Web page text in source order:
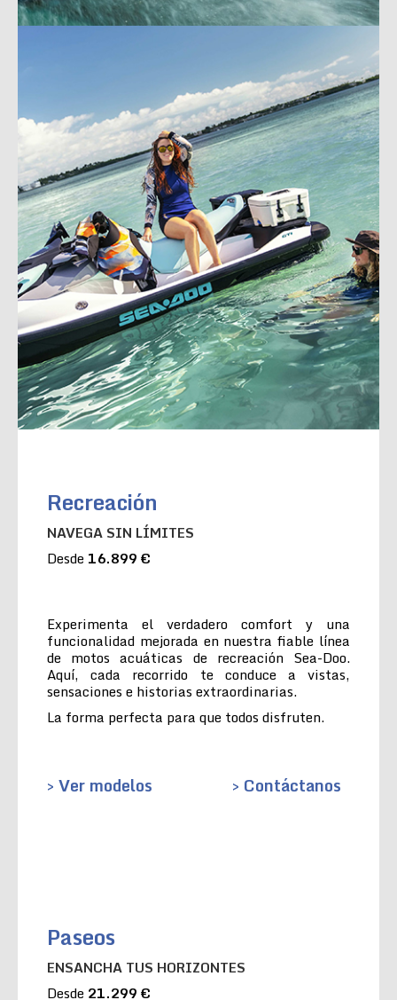
Recreación
NAVEGA SIN LÍMITES
Desde 16.899 €
Experimenta el verdadero comfort y una
funcionalidad mejorada en nuestra fiable línea
de motos acuáticas de recreación Sea-Doo.
Aquí, cada recorrido te conduce a vistas,
sensaciones e historias extraordinarias.
La forma perfecta para que todos disfruten.
> Ver modelos > Contáctanos
Paseos
ENSANCHA TUS HORIZONTES
Desde 21.299 €